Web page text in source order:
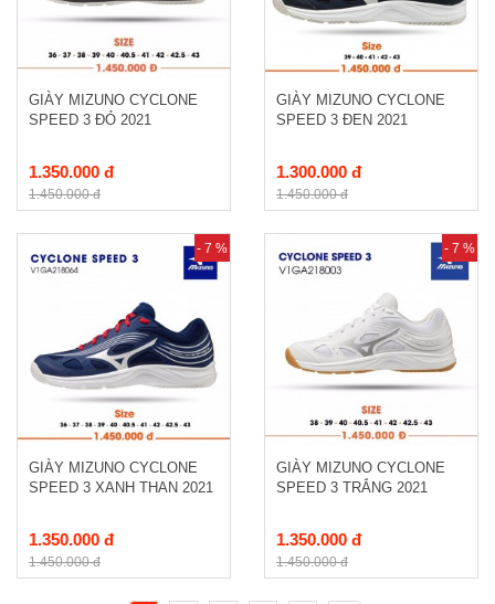
GIÀY MIZUNO CYCLONE
SPEED 3 ĐỎ 2021
1.350.000 đ
1.450.000 đ
GIÀY MIZUNO CYCLONE
SPEED 3 ĐEN 2021
1.300.000 đ
1.450.000 đ
- 7 %
GIÀY MIZUNO CYCLONE
SPEED 3 XANH THAN 2021
1.350.000 đ
1.450.000 đ
- 7 %
GIÀY MIZUNO CYCLONE
SPEED 3 TRẮNG 2021
1.350.000 đ
1.450.000 đ